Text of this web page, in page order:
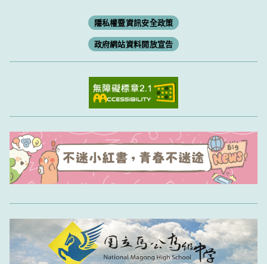
隱私權暨資訊安全政策
政府網站資料開放宣告